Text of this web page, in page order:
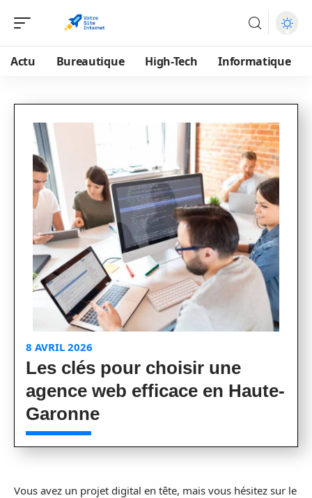
Actu Bureautique High-Tech Informatique
8 AVRIL 2026
Les clés pour choisir une
agence web efficace en Haute-
Garonne
Vous avez un projet digital en tête, mais vous hésitez sur le